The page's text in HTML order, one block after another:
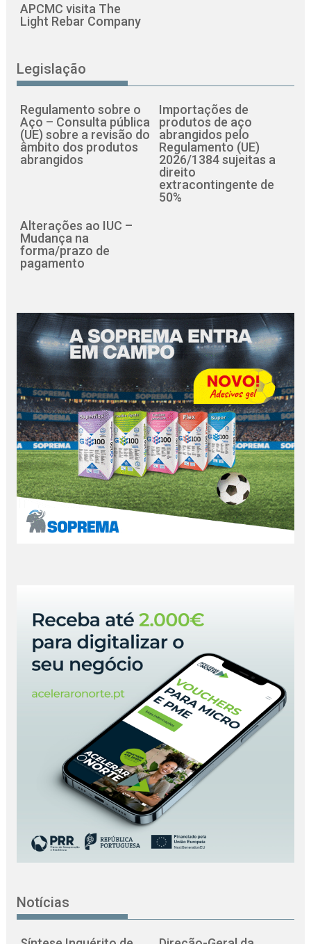
APCMC visita The
Light Rebar Company
Legislação
Regulamento sobre o
Aço – Consulta pública
(UE) sobre a revisão do
âmbito dos produtos
abrangidos
Importações de
produtos de aço
abrangidos pelo
Regulamento (UE)
2026/1384 sujeitas a
direito
extracontingente de
50%
Alterações ao IUC –
Mudança na
forma/prazo de
pagamento
Notícias